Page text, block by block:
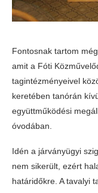
Fontosnak tartom
amit a Fóti
tagintézményeivel
keretében tanórán
együttműködési
óvodában.
Idén a járványügyi
nem sikerült, ezért
határidőkre. A tavalyi